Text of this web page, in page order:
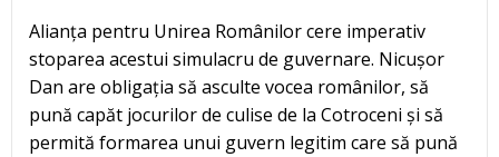
Alianța pentru Unirea Românilor cere imperativ
stoparea acestui simulacru de guvernare. Nicușor
Dan are obligația să asculte vocea românilor, să
pună capăt jocurilor de culise de la Cotroceni și să
permită formarea unui guvern legitim care să pună